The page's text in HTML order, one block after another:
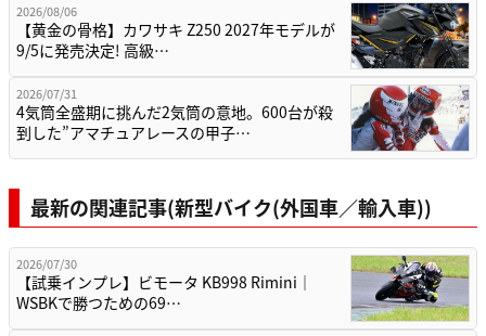
2026/08/06
【黄金の骨格】カワサキ Z250 2027年モデルが
9/5に発売決定! 高級…
2026/07/31
4気筒全盛期に挑んだ2気筒の意地。600台が殺
到した”アマチュアレースの甲子…
最新の関連記事(新型バイク(外国車／輸入車))
2026/07/30
【試乗インプレ】ビモータ KB998 Rimini｜
WSBKで勝つための69…